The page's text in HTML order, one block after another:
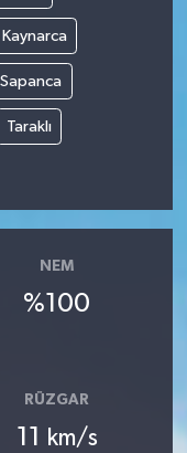
Kaynarca
Sapanca
Taraklı
NEM
%100
RÜZGAR
11 km/s